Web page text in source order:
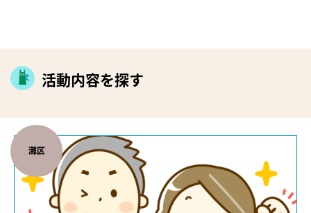
活動内容を探す
灘区